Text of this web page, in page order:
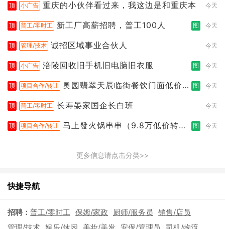
顶 小广告 重庆的小伙伴看过来，我这边是和重庆本 今天
顶 普工/零时工 新工厂高薪招聘，普工100人 图 今天
顶 管理/技术 诚招区域事业合伙人 今天
顶 小广告 涪陵回收旧手机旧电脑旧衣服 图 今天
顶 项目合作/转让 奥园翡翠天辰临街餐饮门面低价转
图 今天
顶 普工/零时工 长寿晏家国企长白班 今天
顶 项目合作/转让 马上發火锅串串（9.8万低价转
图 今天
更多信息请点击分类>>
快捷导航
招聘： 普工/零时工 保姆/家政 厨师/服务员 销售/店员